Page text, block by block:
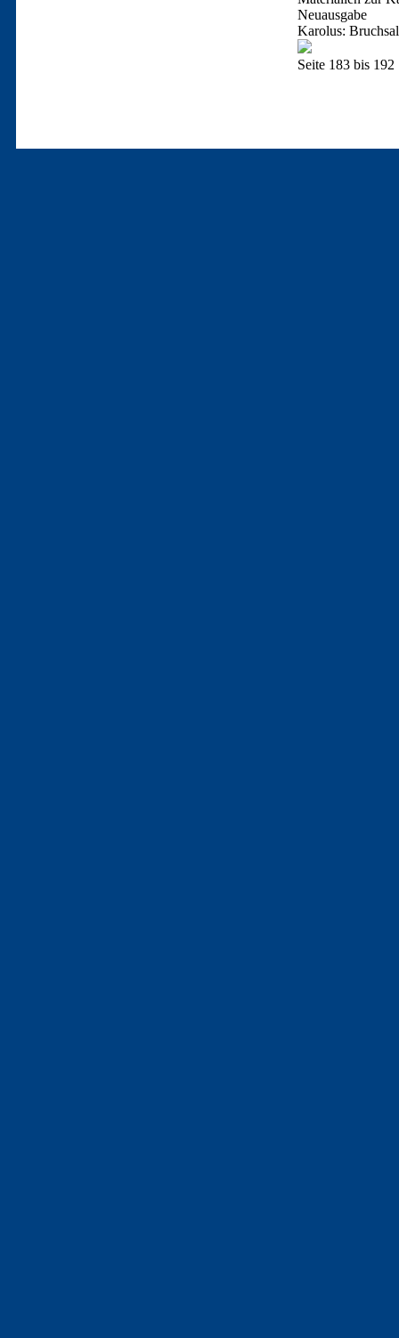
Neuausgabe
Karolus:
Seite 183 bis 192